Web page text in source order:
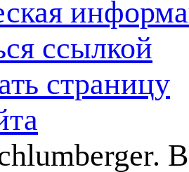
ссылкой
страницу